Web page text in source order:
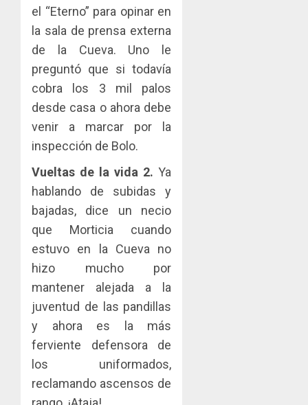
el “Eterno” para opinar en
la sala de prensa externa
de la Cueva. Uno le
preguntó que si todavía
cobra los 3 mil palos
desde casa o ahora debe
venir a marcar por la
inspección de Bolo.
Vueltas de la vida 2.Ya
hablando de subidas y
bajadas, dice un necio
que Morticia cuando
estuvo en la Cueva no
hizo mucho por
mantener alejada a la
juventud de las pandillas
y ahora es la más
ferviente defensora de
los uniformados,
reclamando ascensos de